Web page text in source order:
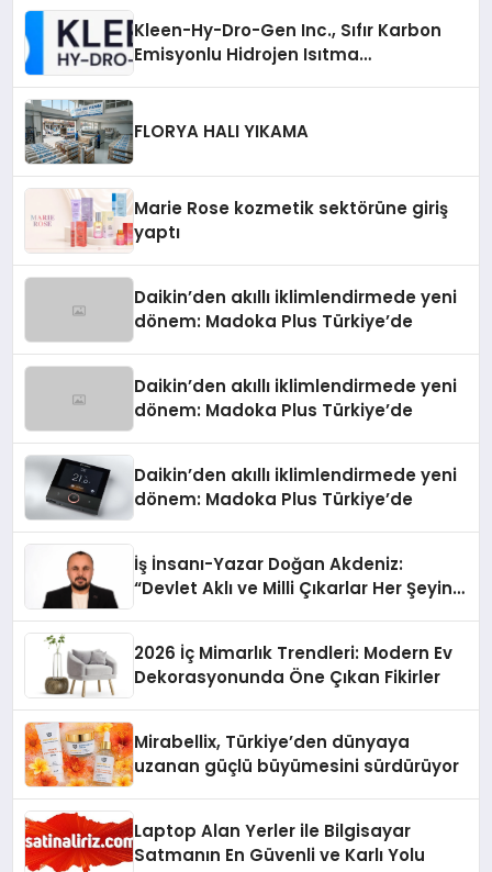
Kleen-Hy-Dro-Gen Inc., Sıfır Karbon
Emisyonlu Hidrojen Isıtma
FLORYA HALI YIKAMA
Marie Rose kozmetik sektörüne giriş
yaptı
Daikin’den akıllı iklimlendirmede yeni
dönem: Madoka Plus Türkiye’de
Daikin’den akıllı iklimlendirmede yeni
dönem: Madoka Plus Türkiye’de
Daikin’den akıllı iklimlendirmede yeni
dönem: Madoka Plus Türkiye’de
İş İnsanı-Yazar Doğan Akdeniz:
“Devlet Aklı ve Milli Çıkarlar Her Şeyin
2026 İç Mimarlık Trendleri: Modern Ev
Dekorasyonunda Öne Çıkan Fikirler
Mirabellix, Türkiye’den dünyaya
uzanan güçlü büyümesini sürdürüyor
Laptop Alan Yerler ile Bilgisayar
Satmanın En Güvenli ve Karlı Yolu